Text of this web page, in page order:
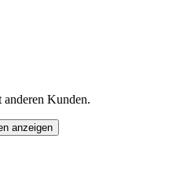
Kunden.
anzeigen